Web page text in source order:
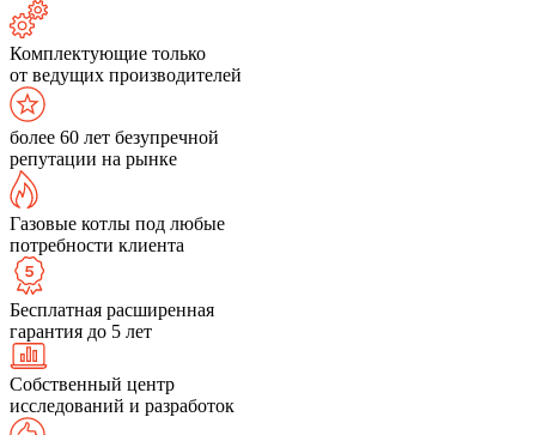
Комплектующие только
от ведущих производителей
более 60 лет безупречной
репутации на рынке
Газовые котлы под любые
потребности клиента
Бесплатная расширенная
гарантия до 5 лет
Собственный центр
исследований и разработок